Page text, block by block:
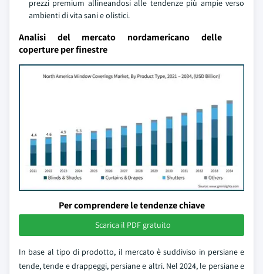
prezzi premium allineandosi alle tendenze più ampie verso
ambienti di vita sani e olistici.
Analisi del mercato nordamericano delle
coperture per finestre
Per comprendere le tendenze chiave
Scarica il PDF gratuito
In base al tipo di prodotto, il mercato è suddiviso in persiane e
tende, tende e drappeggi, persiane e altri. Nel 2024, le persiane e